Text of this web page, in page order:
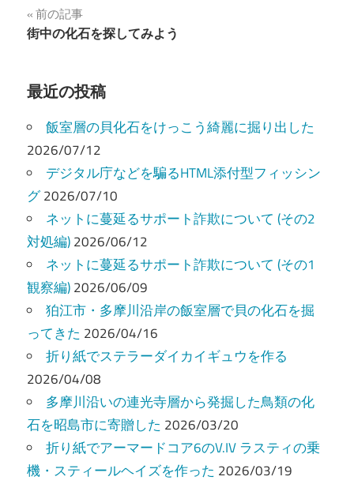
投
稿
ナ
ビ
ゲ
ー
シ
ョ
ン
前の記事
街中の化石を探してみよう
最近の投稿
飯室層の貝化石をけっこう綺麗に掘り出した
2026/07/12
デジタル庁などを騙るHTML添付型フィッシン
グ2026/07/10
ネットに蔓延るサポート詐欺について (その2
対処編)2026/06/12
ネットに蔓延るサポート詐欺について (その1
観察編)2026/06/09
狛江市・多摩川沿岸の飯室層で貝の化石を掘
ってきた 2026/04/16
折り紙でステラーダイカイギュウを作る
2026/04/08
多摩川沿いの連光寺層から発掘した鳥類の化
石を昭島市に寄贈した 2026/03/20
折り紙でアーマードコア6のV.IV ラスティの乗
機・スティールヘイズを作った 2026/03/19